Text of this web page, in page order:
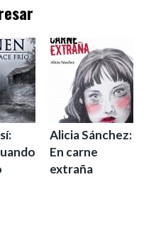
Alicia Sánchez:
En carne
extraña